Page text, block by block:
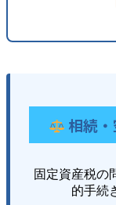
相続
固定資産税の
的手続